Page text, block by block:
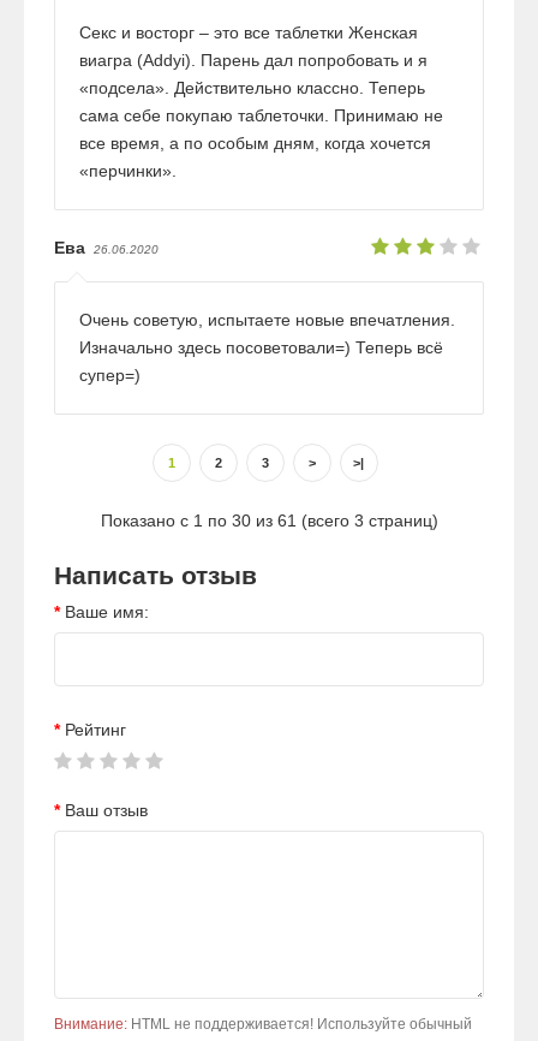
Секс и восторг – это все таблетки Женская
виагра (Addyi). Парень дал попробовать и я
«подсела». Действительно классно. Теперь
сама себе покупаю таблеточки. Принимаю не
все время, а по особым дням, когда хочется
«перчинки».
Ева 26.06.2020
Очень советую, испытаете новые впечатления.
Изначально здесь посоветовали=) Теперь всё
супер=)
1 2 3 > >|
Показано с 1 по 30 из 61 (всего 3 страниц)
Написать отзыв
Ваше имя:
Рейтинг
Ваш отзыв
Внимание: HTML не поддерживается! Используйте обычный